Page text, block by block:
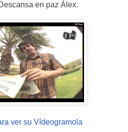
en paz Álex.
ver su Vídeogramola